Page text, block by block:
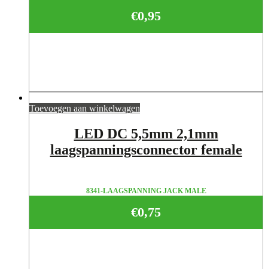
€0,95
Toevoegen aan winkelwagen
LED DC 5,5mm 2,1mm
laagspanningsconnector female
8341-LAAGSPANNING JACK MALE
€0,75